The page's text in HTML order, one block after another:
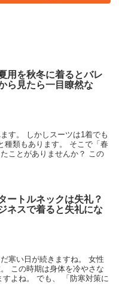
用を秋冬に着るとバレ
ら見たら一目瞭然な
す。 しかしスーツは1着でも
種類もあります。 そこで「春
ことがありませんか？ この
ートルネックは失礼？
ネスで着ると失礼にな
寒い日が続きますね。 女性
この時期は身体を冷やさな
よね。 でも、 「防寒対策に